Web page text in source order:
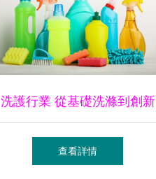
洗護行業 從基礎洗滌到創新
服務的多元生態
查看詳情